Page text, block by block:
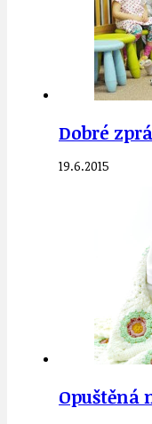
Dobré
19.6.2015
Opuštěná